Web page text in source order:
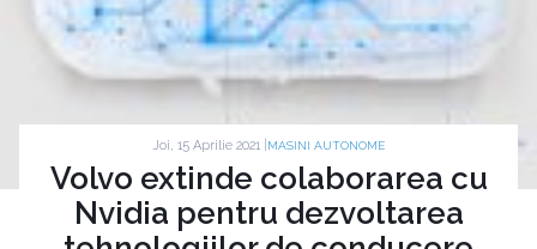
Joi, 15 Aprilie 2021 | MASINI AUTONOME
Volvo extinde colaborarea cu
Nvidia pentru dezvoltarea